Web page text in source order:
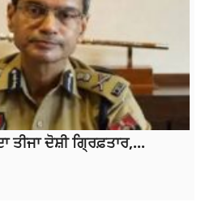
ਤੀਜਾ ਦੋਸ਼ੀ ਗ੍ਰਿਫ਼ਤਾਰ,...